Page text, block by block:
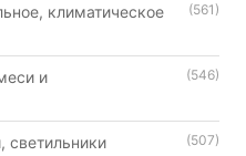
климатическое
(561)
и
(546)
(507)